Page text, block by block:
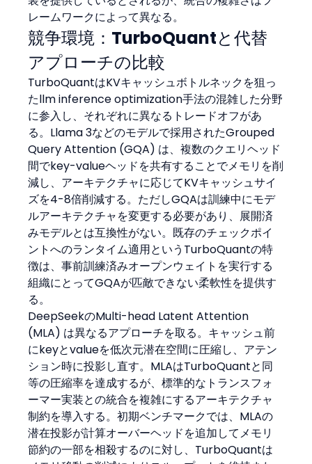
レームワークによって異なる。
競争環境：TurboQuantと代替
アプローチの比較
TurboQuantはKVキャッシュボトルネックを狙っ
たllm inference optimization手法の混雑した分野
に参入し、それぞれに異なるトレードオフがあ
る。Llama 3などのモデルで採用されたGrouped
Query Attention (GQA) は、複数のクエリヘッド
間でkey-valueヘッドを共有することでメモリを削
減し、アーキテクチャに応じてKVキャッシュサイ
ズを4-8倍削減する。ただしGQAは訓練中にモデ
ルアーキテクチャを変更する必要があり、展開済
みモデルとは互換性がない。既存のチェックポイ
ントへのランタイム適用というTurboQuantの特
徴は、事前訓練済みオープンウェイトを実行する
組織にとってGQAが匹敵できない柔軟性を提供す
る。
DeepSeekのMulti-head Latent Attention
(MLA) は異なるアプローチを取る。キャッシュ前
にkeyとvalueを低次元潜在空間に圧縮し、アテン
ション時に投影し直す。MLAはTurboQuantと同
等の圧縮率を達成するが、標準的なトランスフォ
ーマー実装との統合を複雑にするアーキテクチャ
制約を導入する。初期ベンチマークでは、MLAの
潜在投影が計算オーバーヘッドを追加してメモリ
節約の一部を相殺するのに対し、TurboQuantは